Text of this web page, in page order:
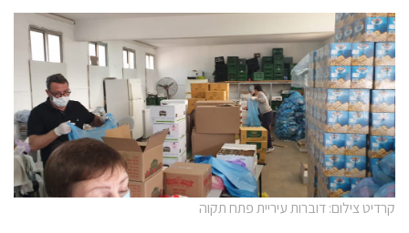
קרדיט צילום: דוברות עיריית פתח תקוה